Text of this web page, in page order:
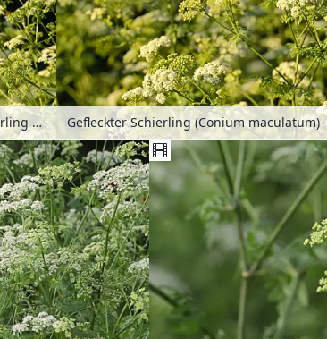
Gefleckter Schierling (Conium maculatum) Gefleckter Schierling (Conium maculatum)